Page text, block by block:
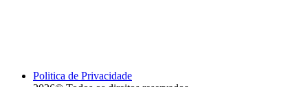
Politica de Privacidade